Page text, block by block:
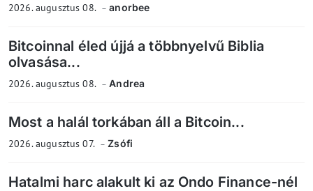
2026. augusztus 08. anorbee
Bitcoinnal éled újjá a többnyelvű Biblia
olvasása...
2026. augusztus 08. Andrea
Most a halál torkában áll a Bitcoin...
2026. augusztus 07. Zsófi
Hatalmi harc alakult ki az Ondo Finance-nél